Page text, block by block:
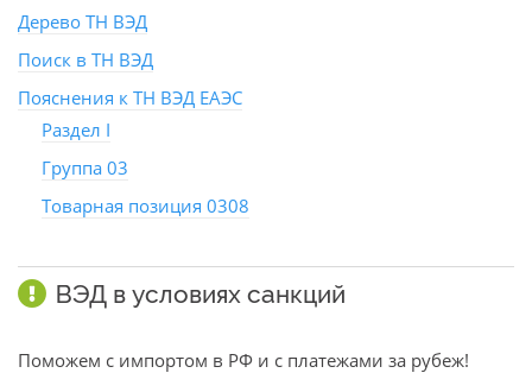
Дерево ТН ВЭД
Поиск в ТН ВЭД
Пояснения к ТН ВЭД ЕАЭС
Раздел I
Группа 03
Товарная позиция 0308
ВЭД в условиях санкций
Поможем с импортом в РФ и с платежами за рубеж!